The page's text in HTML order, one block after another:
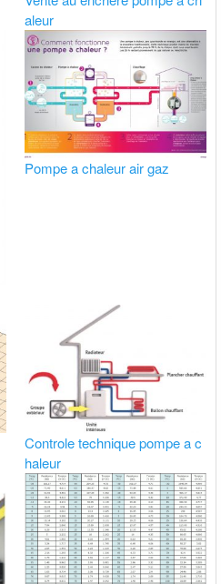
aleur
Pompe a chaleur air gaz
Controle technique pompe a c
haleur